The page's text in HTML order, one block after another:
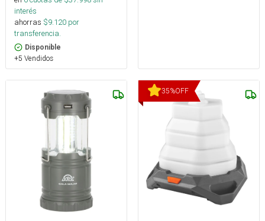
interés
ahorras $9.120 por
transferencia.
Disponible
+5 Vendidos
35%OFF